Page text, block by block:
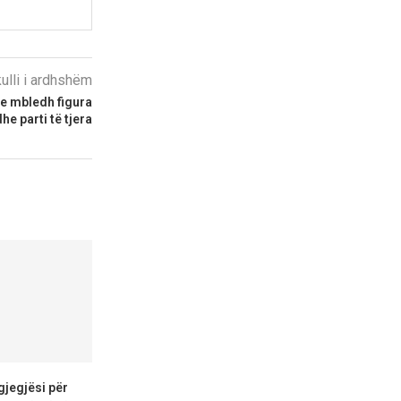
i ardhshëm
mbledh figura
parti të tjera
për